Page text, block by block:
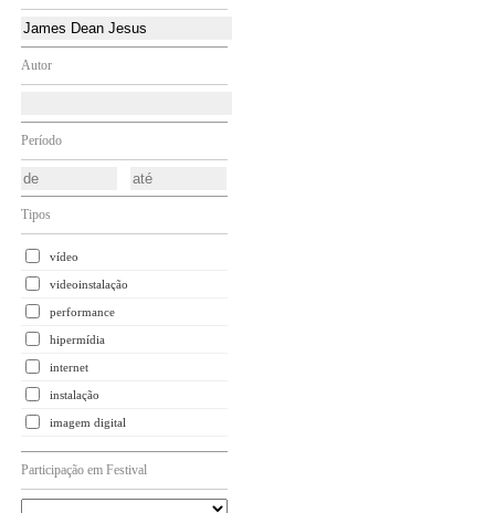
Autor
Período
Tipos
vídeo
videoinstalação
performance
hipermídia
internet
instalação
imagem digital
Participação em Festival